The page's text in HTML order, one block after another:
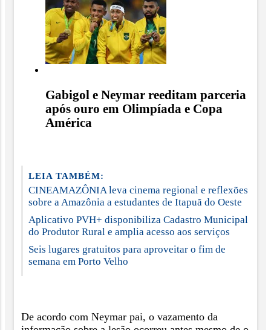
Gabigol e Neymar reeditam parceria
após ouro em Olimpíada e Copa
América
LEIA TAMBÉM:
CINEAMAZÔNIA leva cinema regional e reflexões
sobre a Amazônia a estudantes de Itapuã do Oeste
Aplicativo PVH+ disponibiliza Cadastro Municipal
do Produtor Rural e amplia acesso aos serviços
Seis lugares gratuitos para aproveitar o fim de
semana em Porto Velho
De acordo com Neymar pai, o vazamento da